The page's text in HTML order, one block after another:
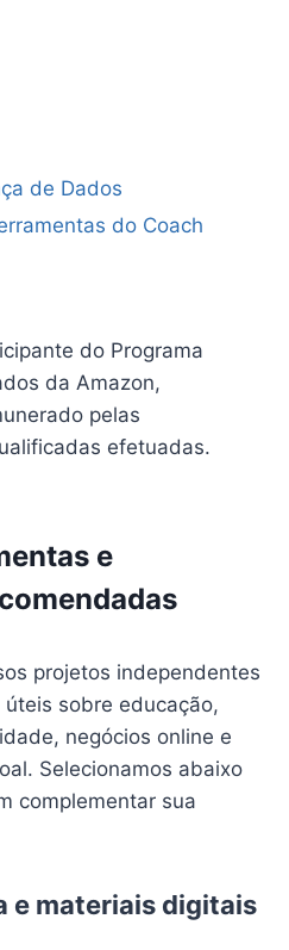
de Dados
do Coach
do Programa
da Amazon,
pelas
efetuadas.
e
projetos independentes
sobre educação,
negócios online e
Selecionamos abaixo
complementar sua
e materiais digitais